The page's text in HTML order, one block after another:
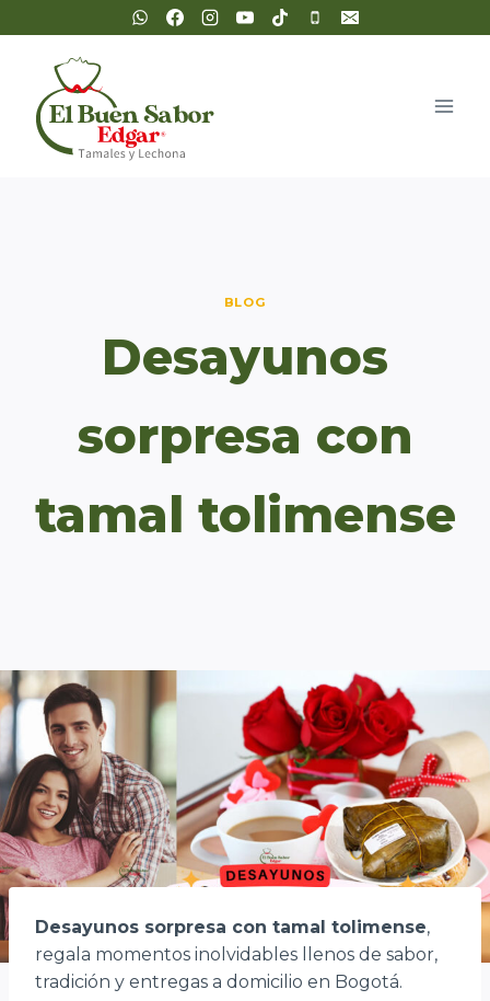
al
contenido
BLOG
Desayunos
sorpresa con
tamal tolimense
Desayunos sorpresa con tamal tolimense,
regala momentos inolvidables llenos de sabor,
tradición y entregas a domicilio en Bogotá.